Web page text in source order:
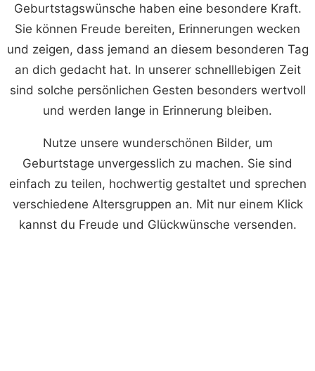
Geburtstagswünsche haben eine besondere Kraft.
Sie können Freude bereiten, Erinnerungen wecken
und zeigen, dass jemand an diesem besonderen Tag
an dich gedacht hat. In unserer schnelllebigen Zeit
sind solche persönlichen Gesten besonders wertvoll
und werden lange in Erinnerung bleiben.
Nutze unsere wunderschönen Bilder, um
Geburtstage unvergesslich zu machen. Sie sind
einfach zu teilen, hochwertig gestaltet und sprechen
verschiedene Altersgruppen an. Mit nur einem Klick
kannst du Freude und Glückwünsche versenden.